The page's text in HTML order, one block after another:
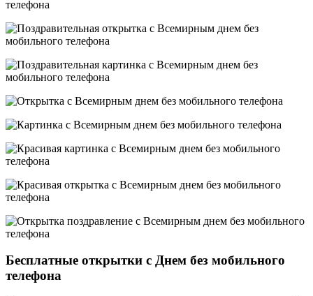
Бесплатные открытки с Днем без мобильного
телефона